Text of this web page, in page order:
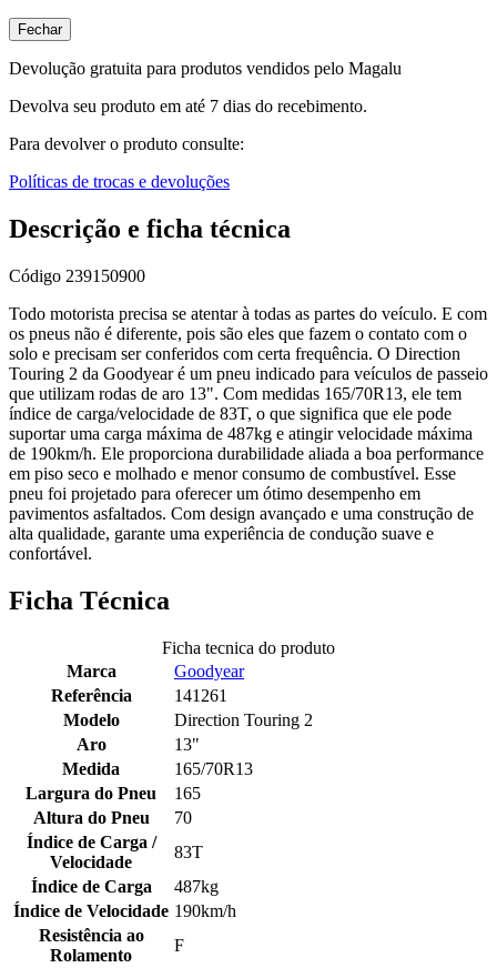
Fechar
Devolução gratuita para produtos vendidos pelo Magalu
Devolva seu produto em até 7 dias do recebimento.
Para devolver o produto consulte:
Políticas de trocas e devoluções
Descrição e ficha técnica
Código 239150900
Todo motorista precisa se atentar à todas as partes do veículo. E com
os pneus não é diferente, pois são eles que fazem o contato com o
solo e precisam ser conferidos com certa frequência. O Direction
Touring 2 da Goodyear é um pneu indicado para veículos de passeio
que utilizam rodas de aro 13". Com medidas 165/70R13, ele tem
índice de carga/velocidade de 83T, o que significa que ele pode
suportar uma carga máxima de 487kg e atingir velocidade máxima
de 190km/h. Ele proporciona durabilidade aliada a boa performance
em piso seco e molhado e menor consumo de combustível. Esse
pneu foi projetado para oferecer um ótimo desempenho em
pavimentos asfaltados. Com design avançado e uma construção de
alta qualidade, garante uma experiência de condução suave e
confortável.
Ficha Técnica
Ficha tecnica do produto
Marca
Goodyear
Referência
141261
Modelo
Direction Touring 2
Aro
13"
Medida
165/70R13
Largura do Pneu
165
Altura do Pneu
70
Índice de Carga /
Velocidade
83T
Índice de Carga
487kg
Índice de Velocidade 190km/h
Resistência ao
Rolamento
F